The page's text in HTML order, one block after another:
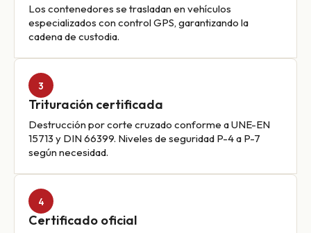
Los contenedores se trasladan en vehículos
especializados con control GPS, garantizando la
cadena de custodia.
3
Trituración certificada
Destrucción por corte cruzado conforme a UNE-EN
15713 y DIN 66399. Niveles de seguridad P-4 a P-7
según necesidad.
4
Certificado oficial